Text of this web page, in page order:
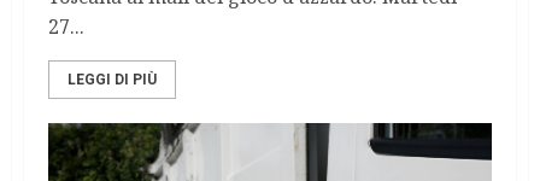
27...
LEGGI DI PIÙ